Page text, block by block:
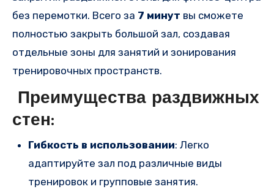
без перемотки. Всего за 7 минут вы сможете
полностью закрыть большой зал, создавая
отдельные зоны для занятий и зонирования
тренировочных пространств.
Преимущества раздвижных
стен:
Гибкость в использовании: Легко
адаптируйте зал под различные виды
тренировок и групповые занятия.